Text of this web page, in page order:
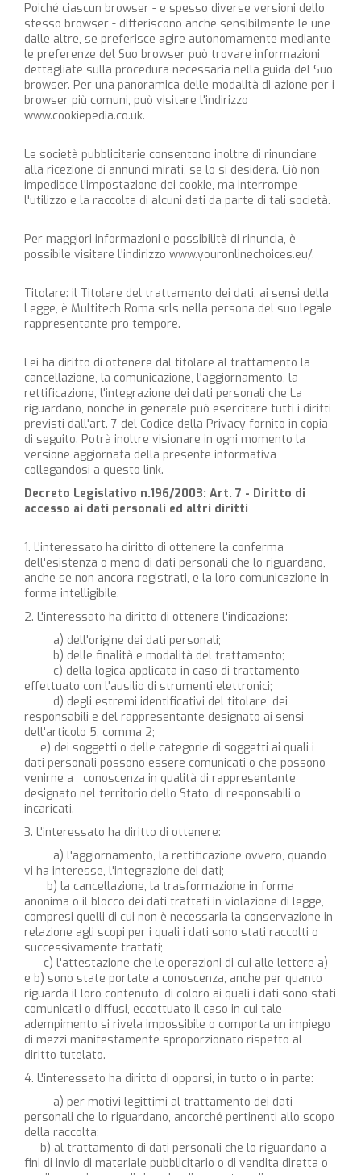
Poiché ciascun browser - e spesso diverse versioni dello
stesso browser - differiscono anche sensibilmente le une
dalle altre, se preferisce agire autonomamente mediante
le preferenze del Suo browser può trovare informazioni
dettagliate sulla procedura necessaria nella guida del Suo
browser. Per una panoramica delle modalità di azione per i
browser più comuni, può visitare l'indirizzo
www.cookiepedia.co.uk.
Le società pubblicitarie consentono inoltre di rinunciare
alla ricezione di annunci mirati, se lo si desidera. Ciò non
impedisce l'impostazione dei cookie, ma interrompe
l'utilizzo e la raccolta di alcuni dati da parte di tali società.
Per maggiori informazioni e possibilità di rinuncia, è
possibile visitare l'indirizzo www.youronlinechoices.eu/.
Titolare: il Titolare del trattamento dei dati, ai sensi della
Legge, è Multitech Roma srls nella persona del suo legale
rappresentante pro tempore.
Lei ha diritto di ottenere dal titolare al trattamento la
cancellazione, la comunicazione, l'aggiornamento, la
rettificazione, l'integrazione dei dati personali che La
riguardano, nonché in generale può esercitare tutti i diritti
previsti dall'art. 7 del Codice della Privacy fornito in copia
di seguito. Potrà inoltre visionare in ogni momento la
versione aggiornata della presente informativa
collegandosi a questo link.
Decreto Legislativo n.196/2003: Art. 7 - Diritto di
accesso ai dati personali ed altri diritti
1. L'interessato ha diritto di ottenere la conferma
dell'esistenza o meno di dati personali che lo riguardano,
anche se non ancora registrati, e la loro comunicazione in
forma intelligibile.
2. L'interessato ha diritto di ottenere l'indicazione:
a) dell'origine dei dati personali;
b) delle finalità e modalità del trattamento;
c) della logica applicata in caso di trattamento
effettuato con l'ausilio di strumenti elettronici;
d) degli estremi identificativi del titolare, dei
responsabili e del rappresentante designato ai sensi
dell'articolo 5, comma 2;
e) dei soggetti o delle categorie di soggetti ai quali i
dati personali possono essere comunicati o che possono
venirne a conoscenza in qualità di rappresentante
designato nel territorio dello Stato, di responsabili o
incaricati.
3. L'interessato ha diritto di ottenere:
a) l'aggiornamento, la rettificazione ovvero, quando
vi ha interesse, l'integrazione dei dati;
b) la cancellazione, la trasformazione in forma
anonima o il blocco dei dati trattati in violazione di legge,
compresi quelli di cui non è necessaria la conservazione in
relazione agli scopi per i quali i dati sono stati raccolti o
successivamente trattati;
c) l'attestazione che le operazioni di cui alle lettere a)
e b) sono state portate a conoscenza, anche per quanto
riguarda il loro contenuto, di coloro ai quali i dati sono stati
comunicati o diffusi, eccettuato il caso in cui tale
adempimento si rivela impossibile o comporta un impiego
di mezzi manifestamente sproporzionato rispetto al
diritto tutelato.
4. L'interessato ha diritto di opporsi, in tutto o in parte:
a) per motivi legittimi al trattamento dei dati
personali che lo riguardano, ancorché pertinenti allo scopo
della raccolta;
b) al trattamento di dati personali che lo riguardano a
fini di invio di materiale pubblicitario o di vendita diretta o